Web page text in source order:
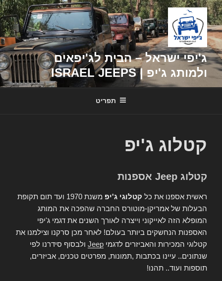
דילוג
לתוכן
ג'יפי ישראל – הבית לג'יפאים
ולמותג ג'יפ | ISRAEL JEEPS
תפריט
קטלוג ג'יפ
קטלוג Jeep אספנות
ראשית אספנו את כל קטלוגי ג'יפ
משנת 1970 ועד תום תקופת
הבעלות של אמריקן-מוטורס החברה שהפכה את המותג
המופלא הזה לאייקוני וייצרה לאורך השנים את דגמי ג'יפי
האספנות הנחשקים ביותר בעולם! לאחר מכן סרקנו וצילמנו את
קטלוגי המכירות והאביזרים לדגמי Jeep ולבסוף סידרנו לפי
שנתונים.. עיינו בכתבות ,תמונות, מפרטים טכנים, אביזרים,
תוספות ועוד.. תהנו!